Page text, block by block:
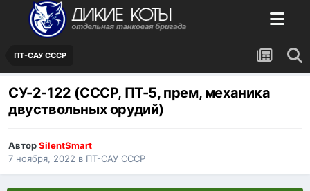
ПТ-САУ СССР
СУ-2-122 (СССР, ПТ-5, прем, механика
двуствольных орудий)
АвторSilentSmart
7 ноября, 2022 в ПТ-САУ СССР